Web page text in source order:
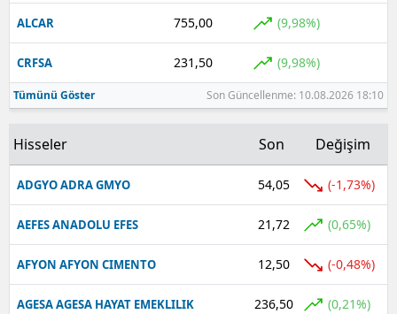
ALCAR 755,00 (9,98%)
CRFSA 231,50 (9,98%)
Tümünü Göster Son Güncellenme: 10.08.2026 18:10
Hisseler Son Değişim
ADGYO ADRA GMYO 54,05 (-1,73%)
AEFES ANADOLU EFES 21,72 (0,65%)
AFYON AFYON CIMENTO 12,50 (-0,48%)
AGESA AGESA HAYAT EMEKLILIK 236,50 (0,21%)